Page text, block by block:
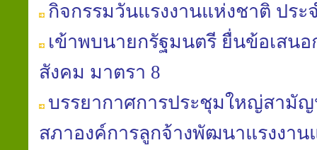
กิจกรรมวันแรงงานแห่งชาติ ประ
เข้าพบนายกรัฐมนตรี ยื่นข้อเสนอ
สังคม มาตรา 8
บรรยากาศการประชุมใหญ่สามัญ
สภาองค์การลูกจ้างพัฒนาแรงงาน